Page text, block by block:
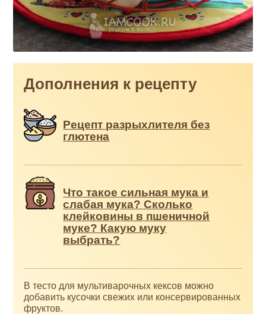
Дополнения к рецепту
Рецепт разрыхлителя без
глютена
Что такое сильная мука и
слабая мука? Сколько
клейковины в пшеничной
муке? Какую муку
выбрать?
В тесто для мультиварочных кексов можно
добавить кусочки свежих или консервированных
фруктов.